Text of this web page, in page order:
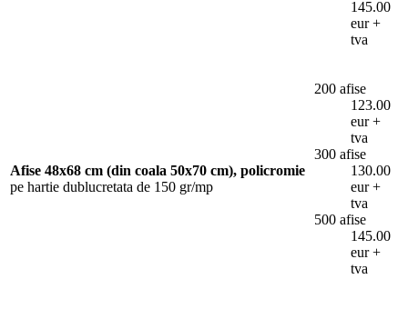
145.00
eur +
tva
Afise 48x68 cm (din coala 50x70 cm), policromie
pe hartie dublucretata de 150 gr/mp
200 afise
123.00
eur +
tva
300 afise
130.00
eur +
tva
500 afise
145.00
eur +
tva